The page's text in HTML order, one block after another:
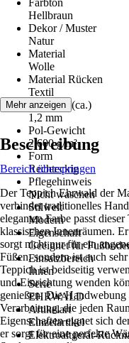
Farbton
Hellbraun
Dekor / Muster
Natur
Material
Wolle
Material Rücken
Textil
Florhöhe (ca.)
1,2 mm
Pol-Gewicht
2.600 g/m²
Form
Rechteckig
Pflegehinweis
Nicht waschen
Stilwelt
Modern
Eigenschaft
Geeignet für
Einsatzbereich
Innen
Serie
EHRWALD
Artikelart
Einzelartikel
Elektroaltgerät-
Mehr anzeigen
Beschreibung
Bereich überspringen
Der Teppich Ehrwald der
verbindet traditionelles
eleganten Farbe passt
klassischen Innenräumen.
sorgt nicht nur für ein
Füßen, sondern ist auch
Teppich ist beidseitig
und Einrichtung wenden
genießen. Die
Verarbeitung, die jeden
Eigenschaften eignet sich
er sorgt für eine perfekte